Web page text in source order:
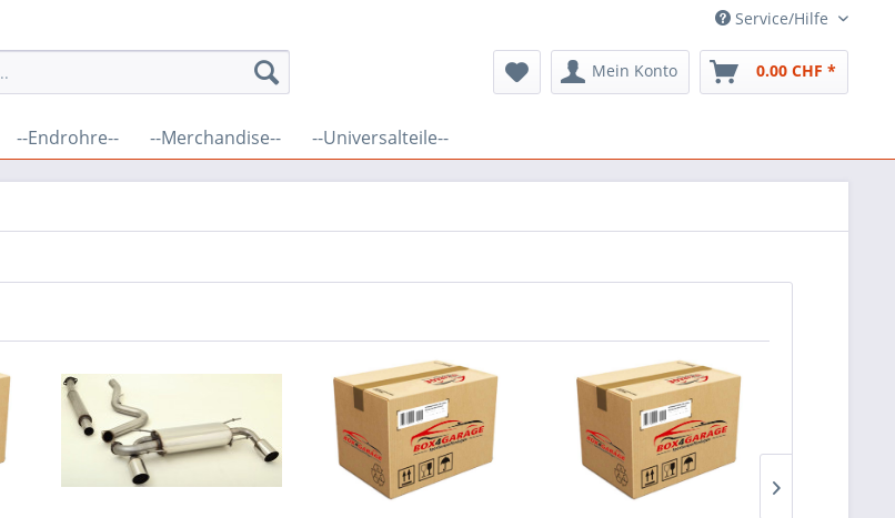
Service/Hilfe
Mein Konto 0.00 CHF *
--Endrohre-- --Merchandise-- --Universalteile--